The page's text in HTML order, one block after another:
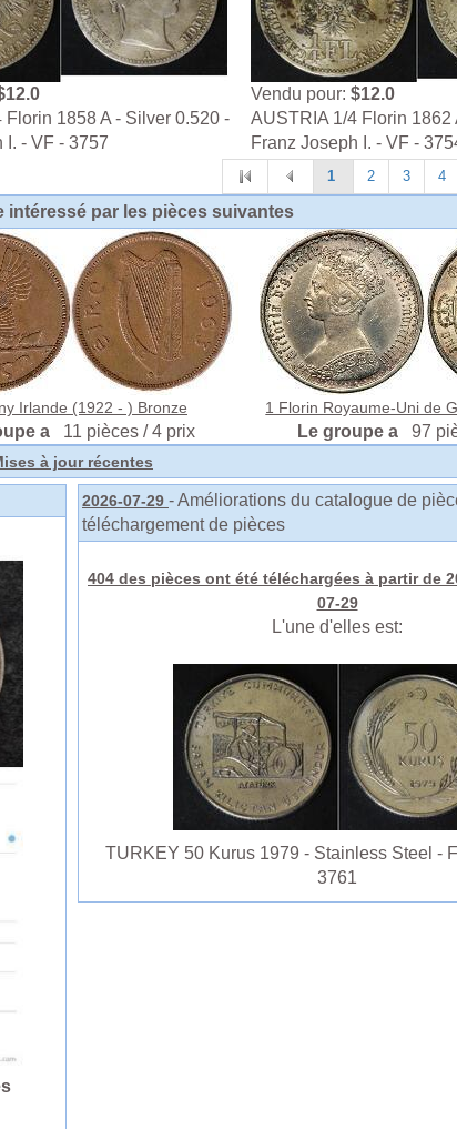
Florin 1858 A - Silver 0.520 -
I. - VF - 3757
Vendu pour: $12.0
AUSTRIA 1/4 Florin 1862
Franz Joseph I. - VF -
1 2 3 4
intéressé par les pièces suivantes
Irlande (1922 - ) Bronze
a 11 pièces / 4 prix
1 Florin Royaume-Uni de
Le groupe a97
à jour récentes
2026-07-29 - Améliorations du catalogue de
téléchargement de pièces
404 des pièces ont été téléchargées à partir de
07-29
L'une d'elles est:
TURKEY 50 Kurus 1979 - Stainless Steel -
3761